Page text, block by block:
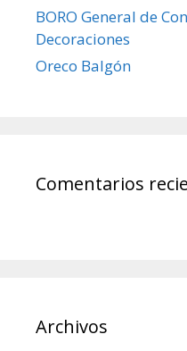
BORO General de
Decoraciones
Oreco Balgón
Comentarios
Archivos